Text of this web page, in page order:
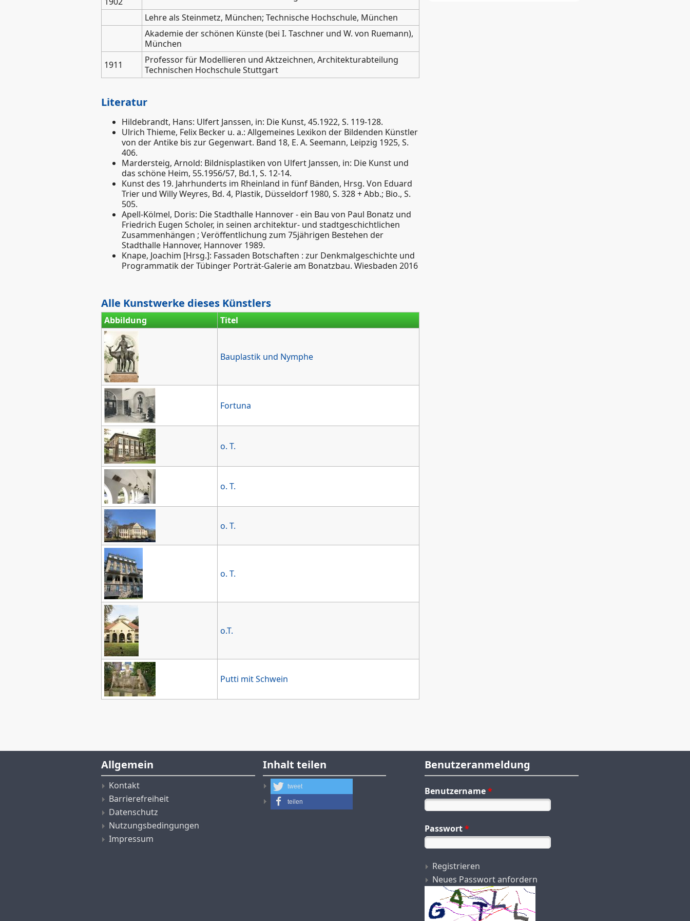
Lehre als Steinmetz, München; Technische Hochschule, München
Akademie der schönen Künste (bei I. Taschner und W. von Ruemann),
München
1911
Professor für Modellieren und Aktzeichnen, Architekturabteilung
Technischen Hochschule Stuttgart
Literatur
Hildebrandt, Hans: Ulfert Janssen, in: Die Kunst, 45.1922, S. 119-128.
Ulrich Thieme, Felix Becker u. a.: Allgemeines Lexikon der Bildenden Künstler
von der Antike bis zur Gegenwart. Band 18, E. A. Seemann, Leipzig 1925, S.
406.
Mardersteig, Arnold: Bildnisplastiken von Ulfert Janssen, in: Die Kunst und
das schöne Heim, 55.1956/57, Bd.1, S. 12-14.
Kunst des 19. Jahrhunderts im Rheinland in fünf Bänden, Hrsg. Von Eduard
Trier und Willy Weyres, Bd. 4, Plastik, Düsseldorf 1980, S. 328 + Abb.; Bio., S.
505.
Apell-Kölmel, Doris: Die Stadthalle Hannover - ein Bau von Paul Bonatz und
Friedrich Eugen Scholer, in seinen architektur- und stadtgeschichtlichen
Zusammenhängen ; Veröffentlichung zum 75jährigen Bestehen der
Stadthalle Hannover, Hannover 1989.
Knape, Joachim [Hrsg.]: Fassaden Botschaften : zur Denkmalgeschichte und
Programmatik der Tübinger Porträt-Galerie am Bonatzbau. Wiesbaden 2016
Alle Kunstwerke dieses Künstlers
Abbildung Titel
Bauplastik und Nymphe
Fortuna
o. T.
o. T.
o. T.
o. T.
o.T.
Putti mit Schwein
Allgemein
Kontakt
Barrierefreiheit
Datenschutz
Nutzungsbedingungen
Impressum
Inhalt teilen
tweet
teilen
Benutzeranmeldung
Benutzername*
Passwort*
Registrieren
Neues Passwort anfordern